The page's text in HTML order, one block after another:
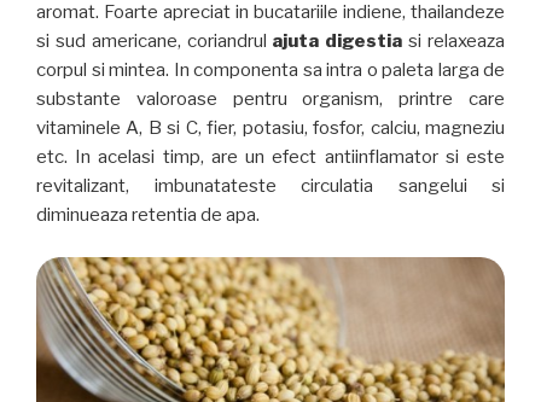
aromat. Foarte apreciat in bucatariile indiene, thailandeze
si sud americane, coriandrul ajuta digestia si relaxeaza
corpul si mintea. In componenta sa intra o paleta larga de
substante valoroase pentru organism, printre care
vitaminele A, B si C, fier, potasiu, fosfor, calciu, magneziu
etc. In acelasi timp, are un efect antiinflamator si este
revitalizant, imbunatateste circulatia sangelui si
diminueaza retentia de apa.